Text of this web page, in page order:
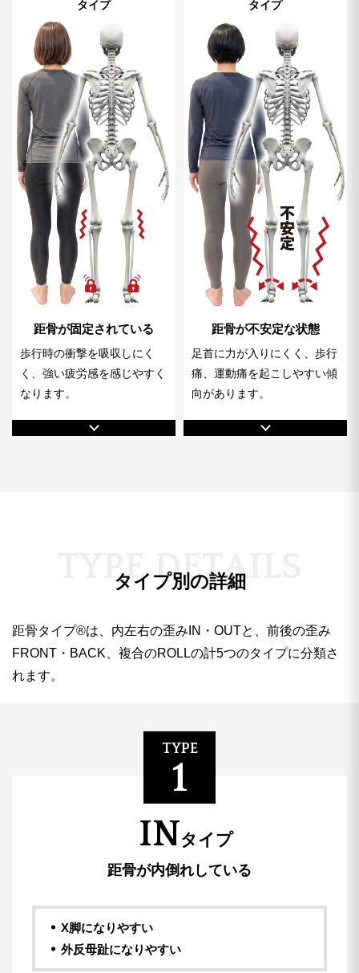
タイプ
距骨が固定されている
歩行時の衝撃を吸収しにく
く、強い疲労感を感じやすく
なります。
タイプ
距骨が不安定な状態
足首に力が入りにくく、歩行
痛、運動痛を起こしやすい傾
向があります。
タイプ別の詳細
PE DETA
距骨タイプ®︎は、内左右の歪みIN・OUTと、前後の歪み
FRONT・BACK、複合のROLLの計5つのタイプに分類さ
れます。
TYPE
1
INタイプ
距骨が内倒れしている
X脚になりやすい
外反母趾になりやすい